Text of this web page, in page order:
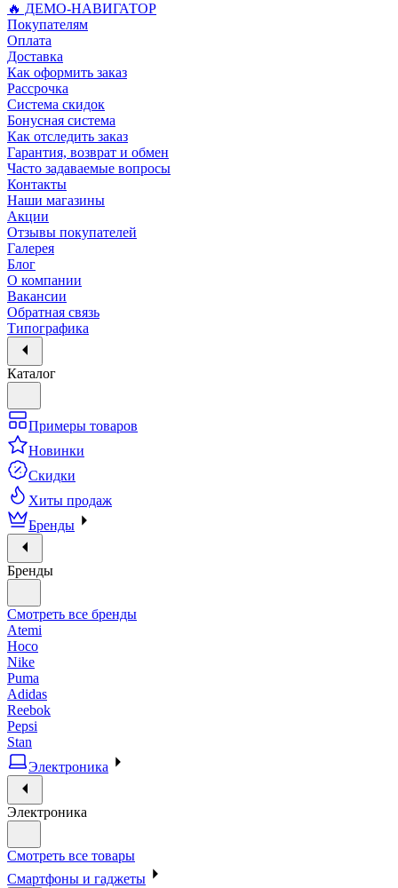
🔥 ДЕМО-НАВИГАТОР
Покупателям
Оплата
Доставка
Как оформить заказ
Рассрочка
Система скидок
Бонусная система
Как отследить заказ
Гарантия, возврат и обмен
Часто задаваемые вопросы
Контакты
Наши магазины
Акции
Отзывы покупателей
Галерея
Блог
О компании
Вакансии
Обратная связь
Типографика
Каталог
Примеры товаров
Новинки
Скидки
Хиты продаж
Бренды
Бренды
Смотреть все бренды
Atemi
Hoco
Nike
Puma
Adidas
Reebok
Pepsi
Stan
Электроника
Электроника
Смотреть все товары
Смартфоны и гаджеты